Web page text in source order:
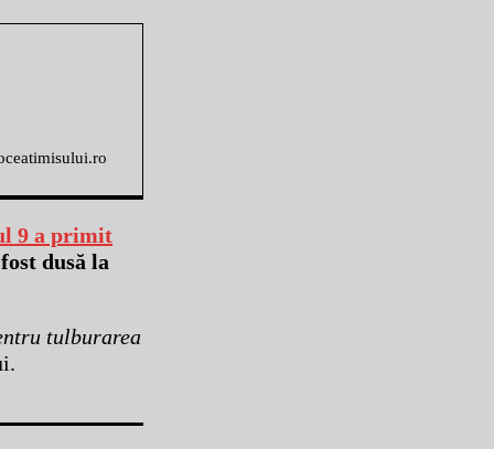
9 a primit
dusă la
tulburarea